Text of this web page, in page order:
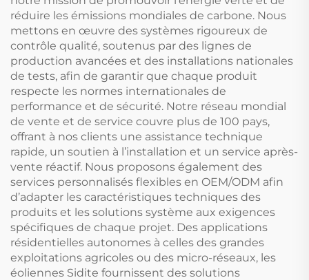
réduire les émissions mondiales de carbone. Nous
mettons en œuvre des systèmes rigoureux de
contrôle qualité, soutenus par des lignes de
production avancées et des installations nationales
de tests, afin de garantir que chaque produit
respecte les normes internationales de
performance et de sécurité. Notre réseau mondial
de vente et de service couvre plus de 100 pays,
offrant à nos clients une assistance technique
rapide, un soutien à l’installation et un service après-
vente réactif. Nous proposons également des
services personnalisés flexibles en OEM/ODM afin
d’adapter les caractéristiques techniques des
produits et les solutions système aux exigences
spécifiques de chaque projet. Des applications
résidentielles autonomes à celles des grandes
exploitations agricoles ou des micro-réseaux, les
éoliennes Sidite fournissent des solutions